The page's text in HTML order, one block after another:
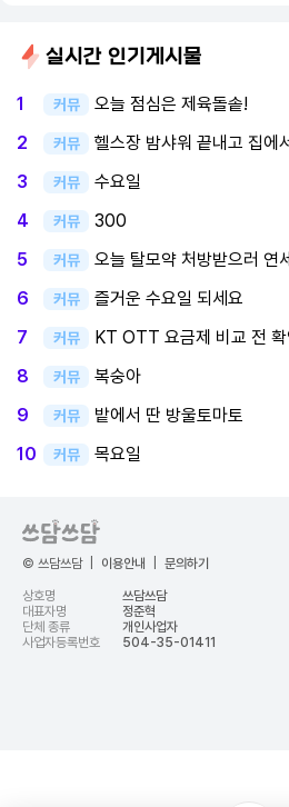
실시간 인기게시물
1 커뮤 오늘 점심은 제육돌솥!
2 커뮤
3 커뮤 수요일
4 커뮤 300
5 커뮤 오늘 탈모약 처방받으러 연
6 커뮤 즐거운 수요일 되세요
7 커뮤 KT OTT 요금제 비교 전 확
8 커뮤 복숭아
9 커뮤 밭에서 딴 방울토마토
10 커뮤 목요일
© 쓰담쓰담 이용안내 문의하기
상호명
쓰담쓰담
대표자명
정준혁
단체 종류
개인사업자
사업자등록번호
504-35-01411